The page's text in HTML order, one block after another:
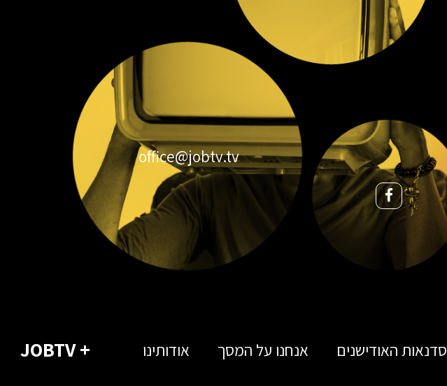
office@jobtv.tv
סדנאות האודישנים אנחנו על המסך אודותינו + JOBTV